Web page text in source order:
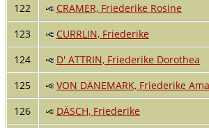
122
CRAMER, Friederike Rosine
123
CURRLIN, Friederike
124
D' ATTRIN, Friederike Dorothea
125
VON DÄNEMARK, Friederike
126
DÄSCH, Friederike